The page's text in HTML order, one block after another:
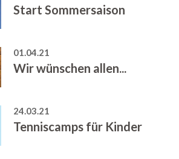
Start Sommersaison
01.04.21
Wir wünschen allen...
24.03.21
Tenniscamps für Kinder